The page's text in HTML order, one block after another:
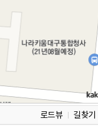
로드뷰 길찾기